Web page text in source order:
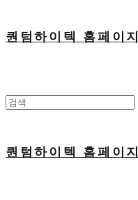
퀀텀하이텍 홈페이지
퀀텀하이텍 홈페이지